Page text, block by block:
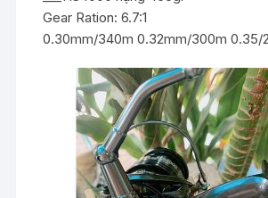
Gear Ration: 6.7:1
0.30mm/340m 0.32mm/300m 0.35/